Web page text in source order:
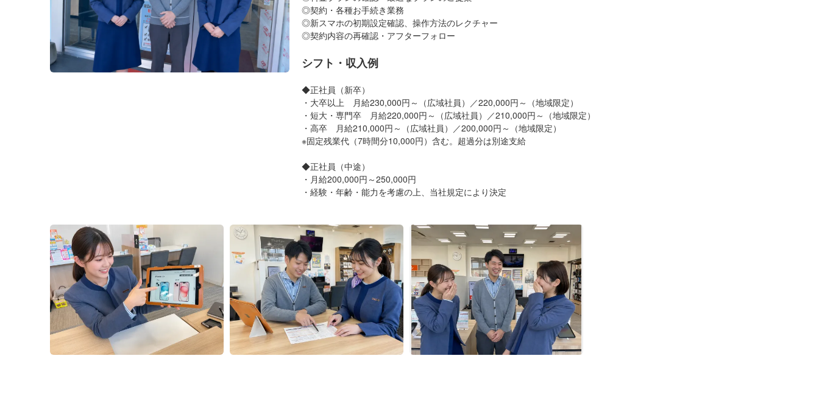
◎契約・各種お手続き業務
◎新スマホの初期設定確認、操作方法のレクチャー
◎契約内容の再確認・アフターフォロー
シフト・収入例
◆正社員（新卒）
・大卒以上 月給230,000円～（広域社員）／220,000円～（地域限定）
・短大・専門卒 月給220,000円～（広域社員）／210,000円～（地域限定）
・高卒 月給210,000円～（広域社員）／200,000円～（地域限定）
※固定残業代（7時間分10,000円）含む。超過分は別途支給
◆正社員（中途）
・月給200,000円～250,000円
・経験・年齢・能力を考慮の上、当社規定により決定